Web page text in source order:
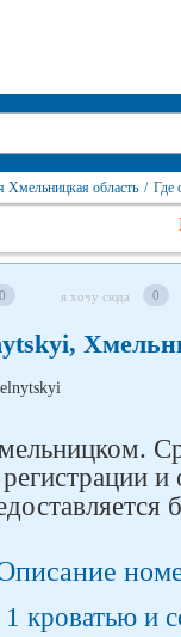
Хмельницкая область / Где
0 я хочу сюда 0
регистрации
кроватью и